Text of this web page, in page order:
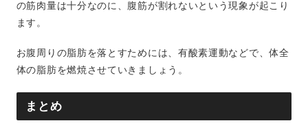
の筋肉量は十分なのに、腹筋が割れないという現象が起こり
ます。
お腹周りの脂肪を落とすためには、有酸素運動などで、体全
体の脂肪を燃焼させていきましょう。
まとめ